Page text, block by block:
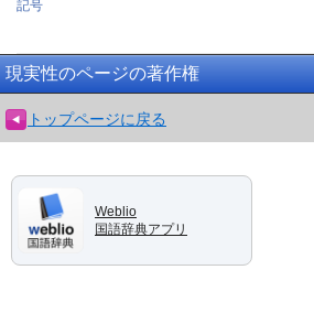
記号
現実性のページの著作権
トップページに戻る
Weblio
国語辞典アプリ